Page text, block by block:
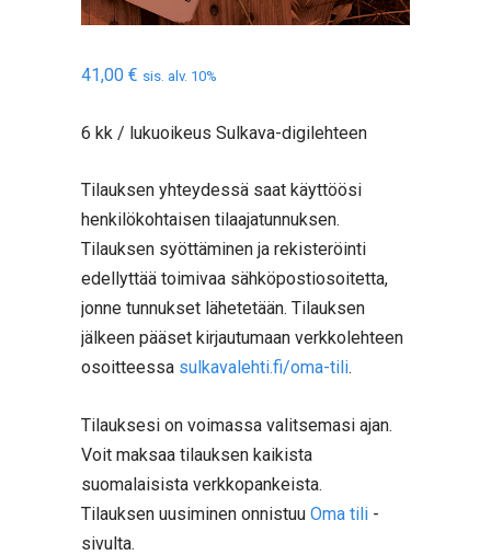
41,00 € sis. alv. 10%
6 kk / lukuoikeus Sulkava-digilehteen
Tilauksen yhteydessä saat käyttöösi
henkilökohtaisen tilaajatunnuksen.
Tilauksen syöttäminen ja rekisteröinti
edellyttää toimivaa sähköpostiosoitetta,
jonne tunnukset lähetetään. Tilauksen
jälkeen pääset kirjautumaan verkkolehteen
osoitteessa sulkavalehti.fi/oma-tili.
Tilauksesi on voimassa valitsemasi ajan.
Voit maksaa tilauksen kaikista
suomalaisista verkkopankeista.
Tilauksen uusiminen onnistuu Oma tili -
sivulta.